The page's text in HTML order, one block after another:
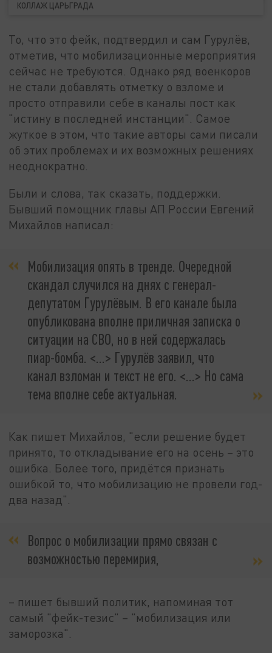
КОЛЛАЖ ЦАРЬГРАДА
То, что это фейк, подтвердил и сам Гурулёв,
отметив, что мобилизационные мероприятия
сейчас не требуются. Однако ряд военкоров
не стали добавлять отметку о взломе и
просто отправили себе в каналы пост как
"истину в последней инстанции". Самое
жуткое в этом, что такие авторы сами писали
об этих проблемах и их возможных решениях
неоднократно.
Были и слова, так сказать, поддержки.
Бывший помощник главы АП России Евгений
Михайлов написал:
Мобилизация опять в тренде. Очередной
скандал случился на днях с генерал-
депутатом Гурулёвым. В его канале была
опубликована вполне приличная записка о
ситуации на СВО, но в ней содержалась
пиар-бомба. <…> Гурулёв заявил, что
канал взломан и текст не его. <…> Но сама
тема вполне себе актуальная.
Как пишет Михайлов, "если решение будет
принято, то откладывание его на осень – это
ошибка. Более того, придётся признать
ошибкой то, что мобилизацию не провели год-
два назад".
Вопрос о мобилизации прямо связан с
возможностью перемирия,
– пишет бывший политик, напоминая тот
самый "фейк-тезис" – "мобилизация или
заморозка".